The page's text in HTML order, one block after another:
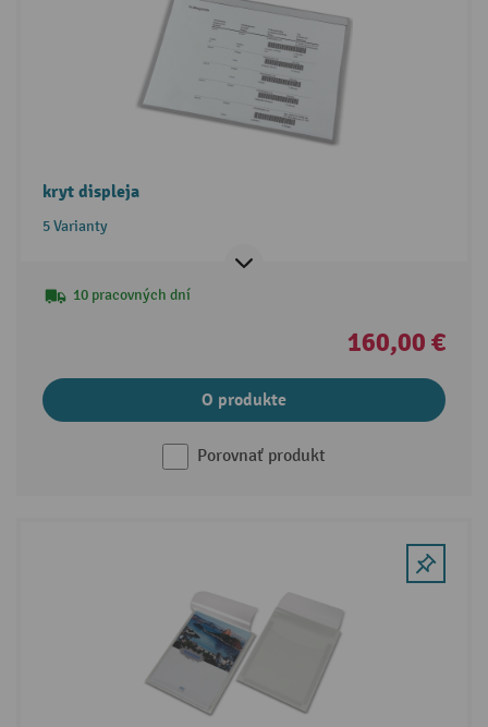
kryt displeja
5 Varianty
10 pracovných dní
160,00 €
O produkte
Porovnať produkt